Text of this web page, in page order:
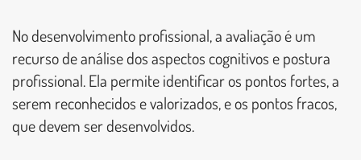
No desenvolvimento profissional, a avaliação é um
recurso de análise dos aspectos cognitivos e postura
profissional. Ela permite identificar os pontos fortes, a
serem reconhecidos e valorizados, e os pontos fracos,
que devem ser desenvolvidos.